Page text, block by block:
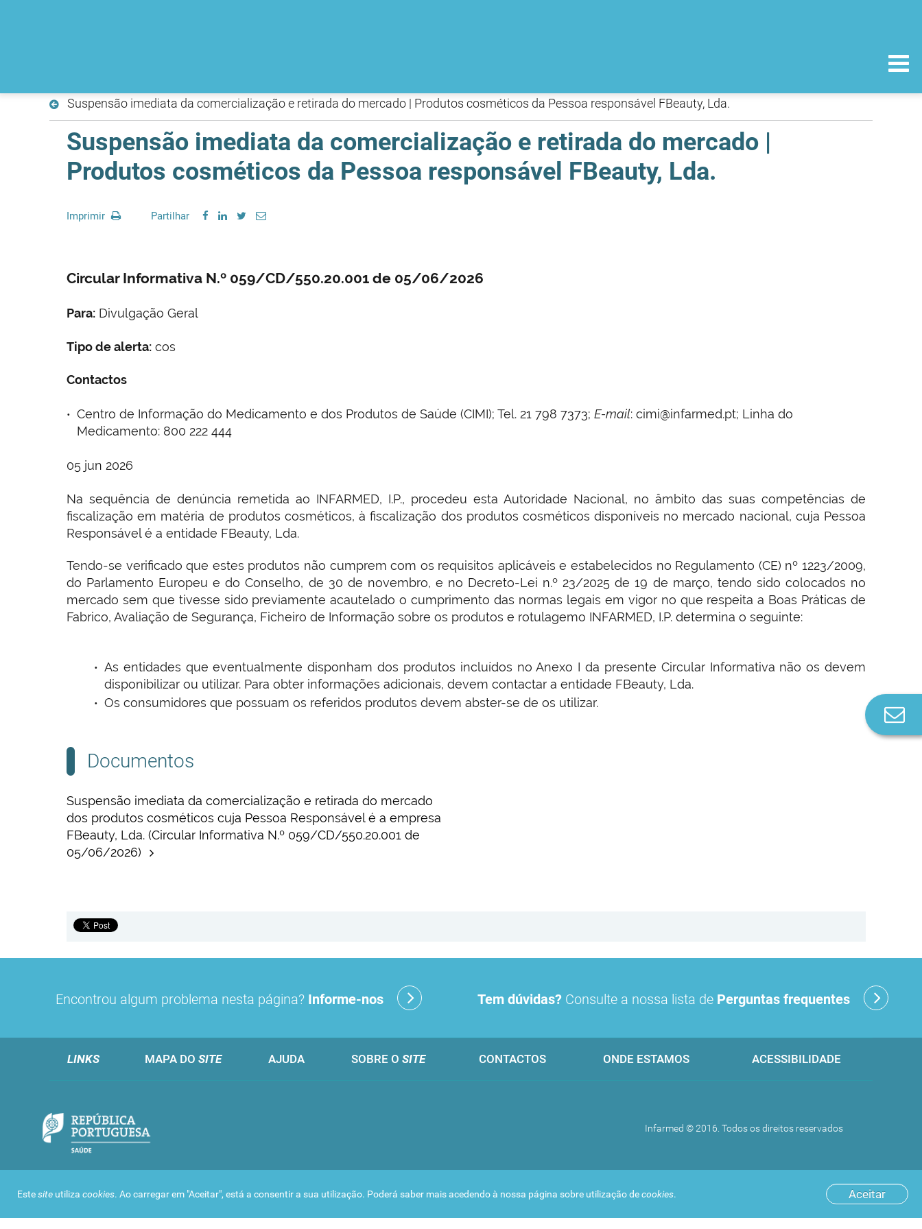
Suspensão imediata da comercialização e retirada do mercado | Produtos cosméticos da Pessoa responsável FBeauty, Lda.
Suspensão imediata da comercialização e retirada do mercado |
Produtos cosméticos da Pessoa responsável FBeauty, Lda.
Imprimir Partilhar
Circular Informativa N.º 059/CD/550.20.001 de 05/06/2026
Para: Divulgação Geral
Tipo de alerta: cos
Contactos
Centro de Informação do Medicamento e dos Produtos de Saúde (CIMI); Tel. 21 798 7373; E-mail: cimi@infarmed.pt; Linha do
Medicamento: 800 222 444
05 jun 2026
Na sequência de denúncia remetida ao INFARMED, I.P., procedeu esta Autoridade Nacional, no âmbito das suas competências de
fiscalização em matéria de produtos cosméticos, à fiscalização dos produtos cosméticos disponíveis no mercado nacional, cuja Pessoa
Responsável é a entidade FBeauty, Lda.
Tendo-se verificado que estes produtos não cumprem com os requisitos aplicáveis e estabelecidos no Regulamento (CE) nº 1223/2009,
do Parlamento Europeu e do Conselho, de 30 de novembro, e no Decreto-Lei n.º 23/2025 de 19 de março, tendo sido colocados no
mercado sem que tivesse sido previamente acautelado o cumprimento das normas legais em vigor no que respeita a Boas Práticas de
Fabrico, Avaliação de Segurança, Ficheiro de Informação sobre os produtos e rotulagemo INFARMED, I.P. determina o seguinte:
As entidades que eventualmente disponham dos produtos incluídos no Anexo I da presente Circular Informativa não os devem
disponibilizar ou utilizar. Para obter informações adicionais, devem contactar a entidade FBeauty, Lda.
Os consumidores que possuam os referidos produtos devem abster-se de os utilizar.
Documentos
Suspensão imediata da comercialização e retirada do mercado
dos produtos cosméticos cuja Pessoa Responsável é a empresa
FBeauty, Lda. (Circular Informativa N.º 059/CD/550.20.001 de
05/06/2026)
Aceitar
Estesite utiliza cookies. Ao carregar em "Aceitar", está a consentir a sua utilização. Poderá saber mais acedendo à nossa página sobre utilização decookies.
Encontrou algum problema nesta página? Informe-nos Tem dúvidas? Consulte a nossa lista de Perguntas frequentes
LINKS MAPA DO SITE AJUDA SOBRE O SITE CONTACTOS ONDE ESTAMOS ACESSIBILIDADE
Infarmed © 2016. Todos os direitos reservados